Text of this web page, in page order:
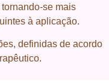
se mais
à aplicação.
definidas de acordo